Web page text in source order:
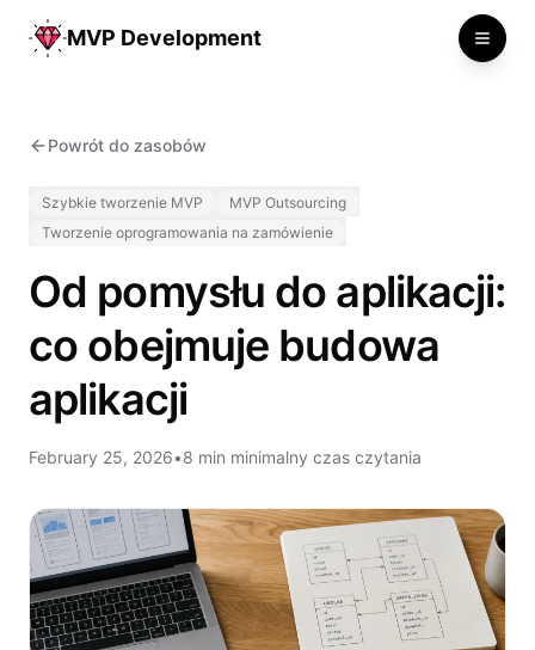
MVP Development
Powrót do zasobów
Szybkie tworzenie MVP
MVP Outsourcing
Tworzenie oprogramowania na zamówienie
Od pomysłu do aplikacji:
co obejmuje budowa
aplikacji
February 25, 2026•8 min minimalny czas czytania